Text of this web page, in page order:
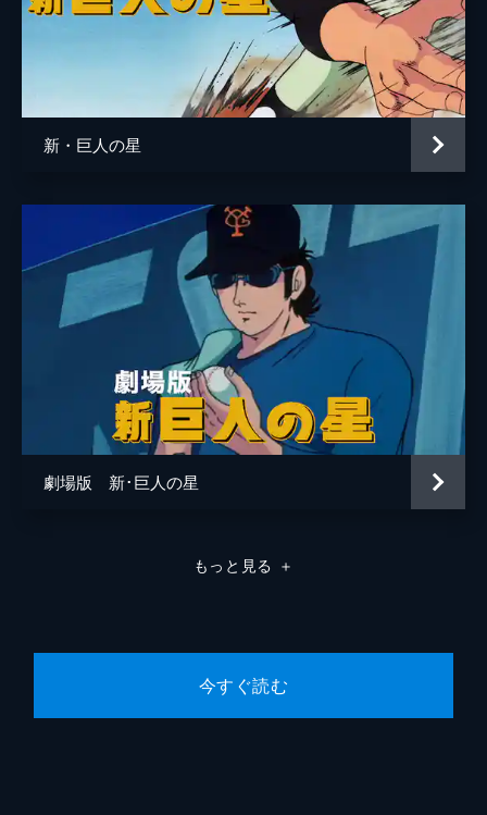
新・巨人の星
劇場版 新･巨人の星
もっと見る ＋
今すぐ読む